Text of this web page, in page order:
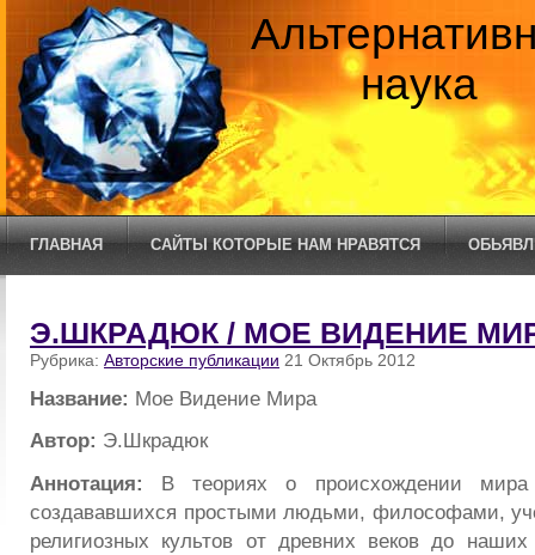
наука
ГЛАВНАЯ САЙТЫ КОТОРЫЕ НАМ НРАВЯТСЯ
Э.ШКРАДЮК / МОЕ ВИДЕНИЕ
Рубрика: Авторские публикации 21 Октябрь 2012
Название: Мое Видение Мира
Автор: Э.Шкрадюк
Аннотация: В теориях о происхождении мира
создававшихся простыми людьми, философами,
религиозных культов от древних веков до